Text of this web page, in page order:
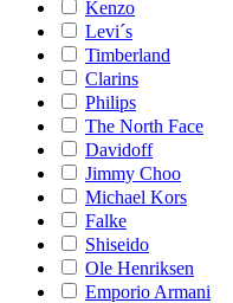
Kenzo
Levi´s
Timberland
Clarins
Philips
The North Face
Davidoff
Jimmy Choo
Michael Kors
Falke
Shiseido
Ole Henriksen
Emporio Armani